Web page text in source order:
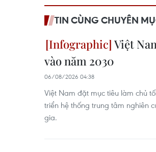
TIN CÙNG CHUYÊN
Việt
vào năm 2030
06/08/2026 04:38
Việt Nam đặt mục tiêu làm chủ
triển hệ thống trung tâm nghiên
gia.